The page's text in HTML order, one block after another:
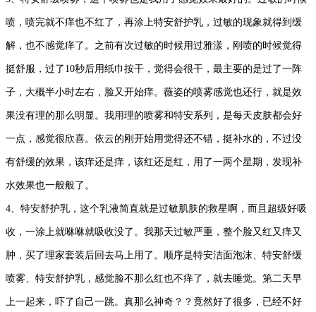
喷，喷完就不痒也不红了，再涂上特安舒护乳，过敏的现象就得到缓
解，也不感觉痒了。之前有次过敏的时候用过雅漾，刚喷的时候觉得
挺舒服，过了10秒后用纸巾按干，觉得会很干，最主要的是过了一阵
子，大概半小时左右，脸又开始痒。薇姿的喷雾感觉也还行，就是效
果没有理的那么明显。我用理的喷雾和特安系列，是每天皮肤都会好
一点，感觉很欣喜。依云的刚开始用觉得还不错，挺补水的，不过没
有舒缓的效果，该痒还是痒，该红还是红，用了一两个星期，发现补
水效果也一般般了。
4、特安舒护乳，这个乳液简直就是过敏肌肤的救星啊，而且超级好吸
收，一涂上就咻咻就吸收没了。我那天过敏严重，整个脸又红又痒又
肿，买了理家套装后回去马上用了。顺序是特安洁面泡沫、特安舒缓
喷雾、特安舒护乳，感觉脸不那么红也不痒了，就去睡觉。第二天早
上一起来，吓了自己一跳。真那么神奇？？竟然好了很多，已经不好